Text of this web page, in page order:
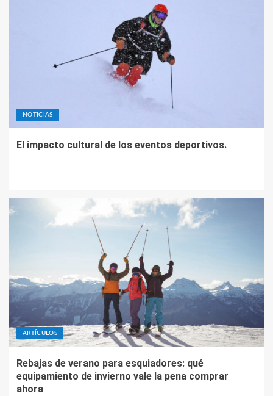
NOTICIAS
El impacto cultural de los eventos deportivos.
ARTÍCULOS
Rebajas de verano para esquiadores: qué
equipamiento de invierno vale la pena comprar
ahora